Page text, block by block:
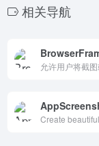
相关导航